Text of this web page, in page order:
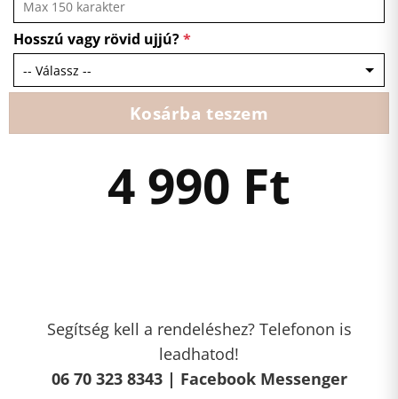
Hosszú vagy rövid ujjú?*
Kosárba teszem
4 990 Ft
Segítség kell a rendeléshez? Telefonon is
leadhatod!
06 70 323 8343 | Facebook Messenger